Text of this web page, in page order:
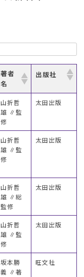
著者
名
出版社
山折哲
雄 ∥監
修
太田出版
山折哲
雄 ∥監
修
太田出版
山折哲
雄 ∥総
監修
太田出版
山折哲
雄 ∥監
修
太田出版
坂本勝
義 ∥著
旺文社